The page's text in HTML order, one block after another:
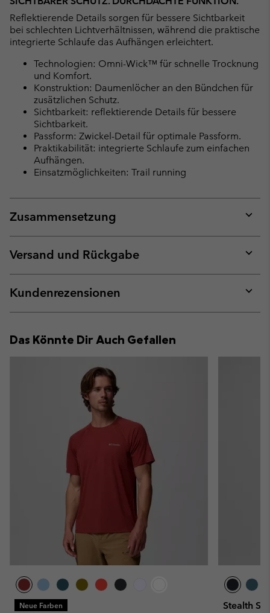
Reflektierende Details sorgen für bessere Sichtbarkeit
bei schlechten Lichtverhältnissen, während die praktische
integrierte Schlaufe das Aufhängen erleichtert.
Technologien: Omni-Wick™ für schnelle Trocknung
und Komfort.
Konstruktion: Daumenlöcher an den Bündchen für
zusätzlichen Schutz.
Sichtbarkeit: reflektierende Details für bessere
Sichtbarkeit.
Passform: Zwickel-Detail für optimale Passform.
Praktikabilität: integrierte Schlaufe zum einfachen
Aufhängen.
Einsatzmöglichkeiten: Trail running
Zusammensetzung
or
Versand und Rückgabe
or
Kundenrezensionen
or
Das Könnte Dir Auch Gefallen
Neue Farben
Stealth